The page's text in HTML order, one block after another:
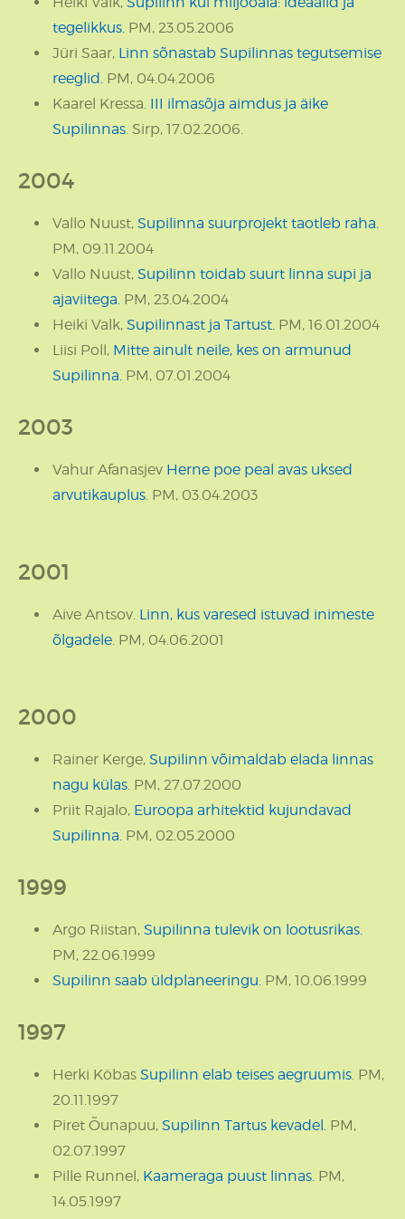
tegelikkus. PM, 23.05.2006
Jüri Saar, Linn sõnastab Supilinnas tegutsemise
reeglid. PM, 04.04.2006
Kaarel Kressa. III ilmasõja aimdus ja äike
Supilinnas. Sirp, 17.02.2006.
2004
Vallo Nuust, Supilinna suurprojekt taotleb raha.
PM, 09.11.2004
Vallo Nuust, Supilinn toidab suurt linna supi ja
ajaviitega. PM, 23.04.2004
Heiki Valk, Supilinnast ja Tartust. PM, 16.01.2004
Liisi Poll, Mitte ainult neile, kes on armunud
Supilinna. PM, 07.01.2004
2003
Vahur Afanasjev Herne poe peal avas uksed
arvutikauplus. PM, 03.04.2003
2001
Aive Antsov. Linn, kus varesed istuvad inimeste
õlgadele. PM, 04.06.2001
2000
Rainer Kerge, Supilinn võimaldab elada linnas
nagu külas. PM, 27.07.2000
Priit Rajalo, Euroopa arhitektid kujundavad
Supilinna. PM, 02.05.2000
1999
Argo Riistan, Supilinna tulevik on lootusrikas.
PM, 22.06.1999
Supilinn saab üldplaneeringu. PM, 10.06.1999
1997
Herki Köbas Supilinn elab teises aegruumis. PM,
20.11.1997
Piret Õunapuu, Supilinn Tartus kevadel. PM,
02.07.1997
Pille Runnel, Kaameraga puust linnas. PM,
14.05.1997